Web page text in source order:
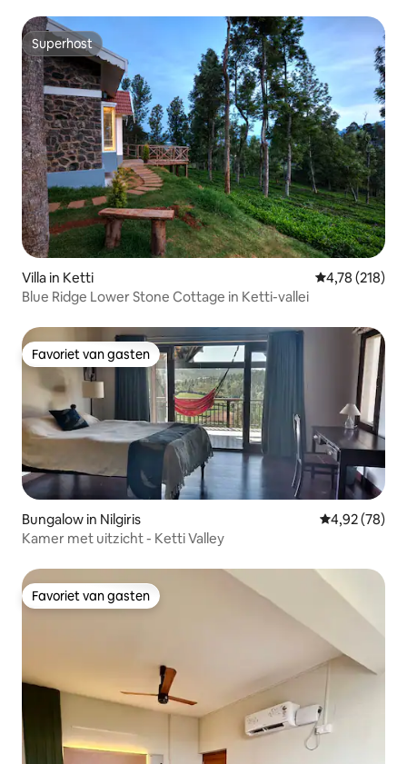
Superhost
Superhost
Villa in Ketti Gemiddelde
4,78 (218)
Blue Ridge Lower Stone Cottage in Ketti-vallei
Favoriet van gasten
Favoriet van gasten
Bungalow in Nilgiris Gemiddelde
4,92 (78)
Kamer met uitzicht - Ketti Valley
Favoriet van gasten
Favoriet van gasten